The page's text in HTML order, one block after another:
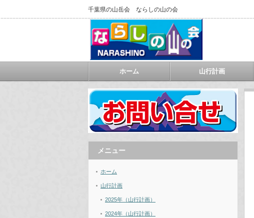
千葉県の山岳会 ならしの山の会
ホーム 山行計画
メニュー
ホーム
山行計画
2025年（山行計画）
2024年（山行計画）